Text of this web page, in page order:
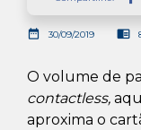
date_range 30/09/2019 chrome_reader_mode
O volume de
contactless,
aproxima o